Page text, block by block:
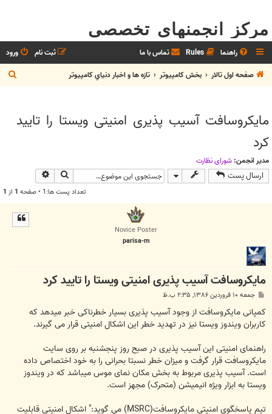
مرکز انجمنهای تخصصی
راهنما Rules تماس با ما ورود
ثبت نام
صفحه اول تالار
بخش كامپيوتر تازه ها و اخبار دنياي کامپيوتر
س
مایکروسافت آسیب پذیری امنیتی ویستا را تایید
کرد
مدیر انجمن: شوراي نظارت
ارسال پست جستجو
تعداد پست ها:1 • صفحه 1 از 1
Novice Poster
parisa-m
مایکروسافت آسیب پذیری امنیتی ویستا را تایید کرد
ت
جمعه ۱۰ فروردین ۱۳۸۶, ۲:۳۵ ب.ظ
کمپانی مایکروسافت از وجود آسیب پذیری بسیار خطرناکی خبر میدهد که
کاربران ویندوز ویستا نیز در تهدید خطر این اشکال امنیتی قرار می گیرند.
راهنمای امنیتی این آسیب پذیری در صبح روز پنجشنبه بر روی سایت
مایکروسافت قرار گرفت و میزان خطر نسبتا بحرانی را به خود اختصاص داده
است. آسیب پذیری مربوط به بخش مکان نمای موس میباشد که در ویندوز
ویستا به ابزار ویژه انیمیشن (متحرک) مجهز است.
تیم پاسخگوی امنیتی مایکروسافت(MSRC) می گوید:" اشکال امنیتی قابلیت